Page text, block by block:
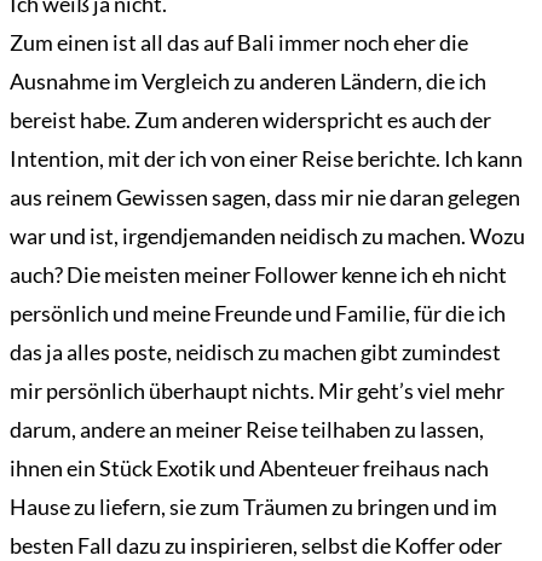
Zum einen ist all das auf Bali immer noch eher die
Ausnahme im Vergleich zu anderen Ländern, die ich
bereist habe. Zum anderen widerspricht es auch der
Intention, mit der ich von einer Reise berichte. Ich kann
aus reinem Gewissen sagen, dass mir nie daran gelegen
war und ist, irgendjemanden neidisch zu machen. Wozu
auch? Die meisten meiner Follower kenne ich eh nicht
persönlich und meine Freunde und Familie, für die ich
das ja alles poste, neidisch zu machen gibt zumindest
mir persönlich überhaupt nichts. Mir geht’s viel mehr
darum, andere an meiner Reise teilhaben zu lassen,
ihnen ein Stück Exotik und Abenteuer freihaus nach
Hause zu liefern, sie zum Träumen zu bringen und im
besten Fall dazu zu inspirieren, selbst die Koffer oder